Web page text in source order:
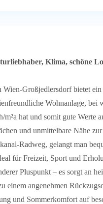
Klima, schöne
Großjedlersdorf bietet
Wohnanlage, bei
hat und somit gute Werte
und unmittelbare Nähe
Radweg, gelangt man
für Freizeit, Sport und
Pluspunkt – es sorgt an
einem angenehmen
und Sommerkomfort auf